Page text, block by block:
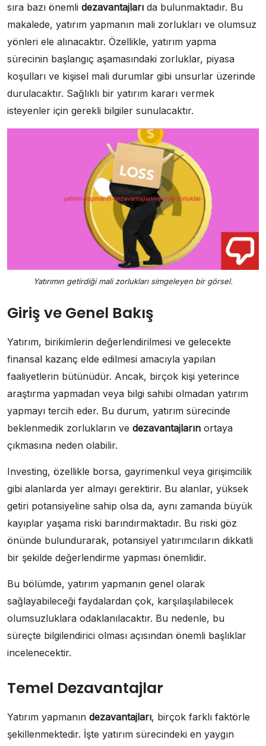
sıra bazı önemli dezavantajları da bulunmaktadır. Bu
makalede, yatırım yapmanın mali zorlukları ve olumsuz
yönleri ele alınacaktır. Özellikle, yatırım yapma
sürecinin başlangıç aşamasındaki zorluklar, piyasa
koşulları ve kişisel mali durumlar gibi unsurlar üzerinde
durulacaktır. Sağlıklı bir yatırım kararı vermek
isteyenler için gerekli bilgiler sunulacaktır.
Yatırımın getirdiği mali zorlukları simgeleyen bir görsel.
Giriş ve Genel Bakış
Yatırım, birikimlerin değerlendirilmesi ve gelecekte
finansal kazanç elde edilmesi amacıyla yapılan
faaliyetlerin bütünüdür. Ancak, birçok kişi yeterince
araştırma yapmadan veya bilgi sahibi olmadan yatırım
yapmayı tercih eder. Bu durum, yatırım sürecinde
beklenmedik zorlukların ve dezavantajların ortaya
çıkmasına neden olabilir.
Investing, özellikle borsa, gayrimenkul veya girişimcilik
gibi alanlarda yer almayı gerektirir. Bu alanlar, yüksek
getiri potansiyeline sahip olsa da, aynı zamanda büyük
kayıplar yaşama riski barındırmaktadır. Bu riski göz
önünde bulundurarak, potansiyel yatırımcıların dikkatli
bir şekilde değerlendirme yapması önemlidir.
Bu bölümde, yatırım yapmanın genel olarak
sağlayabileceği faydalardan çok, karşılaşılabilecek
olumsuzluklara odaklanılacaktır. Bu nedenle, bu
süreçte bilgilendirici olması açısından önemli başlıklar
incelenecektir.
Temel Dezavantajlar
Yatırım yapmanın dezavantajları, birçok farklı faktörle
şekillenmektedir. İşte yatırım sürecindeki en yaygın